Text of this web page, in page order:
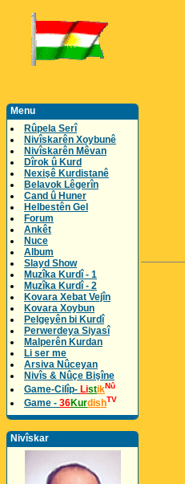
Menu
Rûpela Serî
Nivîskarên Xoybunê
Nivîskarên Mêvan
Dîrok û Kurd
Nexişê Kurdistanê
Belavok Lêgerîn
Cand û Huner
Helbestên Gel
Forum
Ankêt
Nuce
Album
Slayd Show
Muzîka Kurdî - 1
Muzîka Kurdî - 2
Kovara Xebat Vejîn
Kovara Xoybun
Pelgeyên bi Kurdî
Perwerdeya Siyasî
Malperên Kurdan
Li ser me
Arsiva Nûceyan
Nivîs & Nûçe Bişîne
Game-Cilîp- ListikNû
Game - 36KurdishTV
Nivîskar